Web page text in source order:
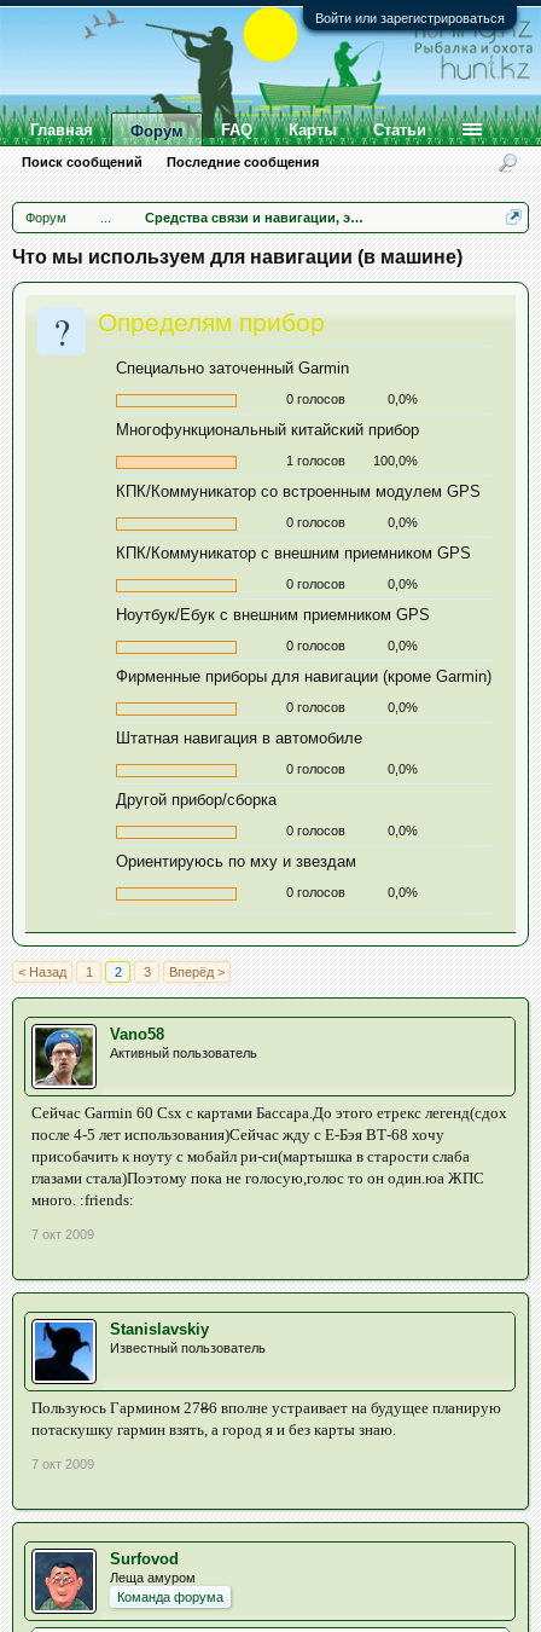
Войти или зарегистрироваться
Форум Средства связи и навигации, эхолоты
Что мы используем для навигации (в машине)
? Определям прибор
Специально заточенный Garmin
0 голосов 0,0%
Многофункциональный китайский прибор
1 голосов 100,0%
КПК/Коммуникатор со встроенным модулем GPS
0 голосов 0,0%
КПК/Коммуникатор с внешним приемником GPS
0 голосов 0,0%
Ноутбук/Ебук с внешним приемником GPS
0 голосов 0,0%
Фирменные приборы для навигации (кроме Garmin)
0 голосов 0,0%
Штатная навигация в автомобиле
0 голосов 0,0%
Другой прибор/сборка
0 голосов 0,0%
Ориентируюсь по мху и звездам
0 голосов 0,0%
< Назад 1 2 3 Вперёд >
Vano58
Активный пользователь
Сейчас Garmin 60 Csx с картами Бассара.До этого етрекс легенд(сдох
после 4-5 лет использования)Сейчас жду с Е-Бэя ВТ-68 хочу
присобачить к ноуту с мобайл ри-си(мартышка в старости слаба
глазами стала)Поэтому пока не голосую,голос то он один.юа ЖПС
много. :friends:
7 окт 2009
Stanislavskiy
Известный пользователь
Пользуюсь Гармином 2786 вполне устраивает на будущее планирую
потаскушку гармин взять, а город я и без карты знаю.
7 окт 2009
Surfovod
Леща амуром
Команда форума
Главная Форум
Поиск сообщений Последние сообщения
FAQ Карты Статьи